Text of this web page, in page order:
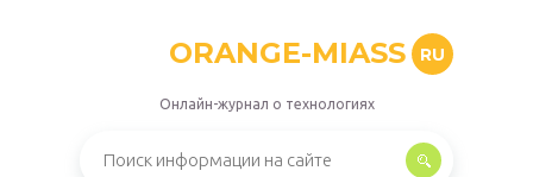
ORANGE-MIASS RU
Онлайн-журнал о технологиях